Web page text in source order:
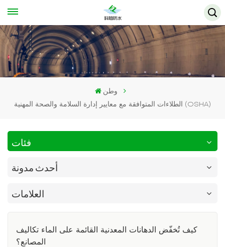
وطن
الطلاءات المتوافقة مع معايير إدارة السلامة والصحة المهنية (OSHA)
فئات
أحدث مدونة
العلامات
كيف تُخفّض الدهانات المعدنية القائمة على الماء تكاليف
المصانع؟